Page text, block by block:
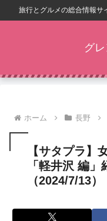
旅行とグルメの総合情報サ
グ
ホーム 長野
【サタプラ】
「軽井沢 編
（2024/7/13）